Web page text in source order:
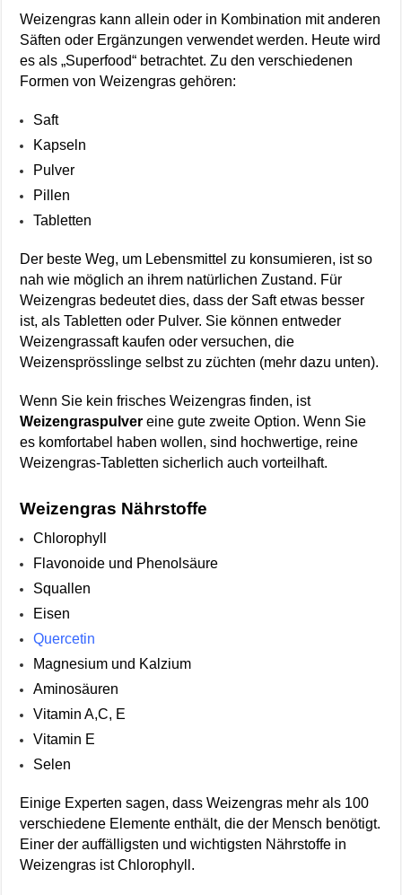
Weizengras kann allein oder in Kombination mit anderen
Säften oder Ergänzungen verwendet werden. Heute wird
es als „Superfood“ betrachtet. Zu den verschiedenen
Formen von Weizengras gehören:
Saft
Kapseln
Pulver
Pillen
Tabletten
Der beste Weg, um Lebensmittel zu konsumieren, ist so
nah wie möglich an ihrem natürlichen Zustand. Für
Weizengras bedeutet dies, dass der Saft etwas besser
ist, als Tabletten oder Pulver. Sie können entweder
Weizengrassaft kaufen oder versuchen, die
Weizensprösslinge selbst zu züchten (mehr dazu unten).
Wenn Sie kein frisches Weizengras finden, ist
Weizengraspulver eine gute zweite Option. Wenn Sie
es komfortabel haben wollen, sind hochwertige, reine
Weizengras-Tabletten sicherlich auch vorteilhaft.
Weizengras Nährstoffe
Chlorophyll
Flavonoide und Phenolsäure
Squallen
Eisen
Quercetin
Magnesium und Kalzium
Aminosäuren
Vitamin A,C, E
Vitamin E
Selen
Einige Experten sagen, dass Weizengras mehr als 100
verschiedene Elemente enthält, die der Mensch benötigt.
Einer der auffälligsten und wichtigsten Nährstoffe in
Weizengras ist Chlorophyll.